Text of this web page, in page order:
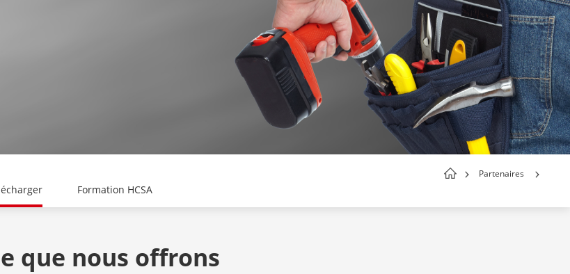
Partenaires
Formation HCSA
que nous offrons